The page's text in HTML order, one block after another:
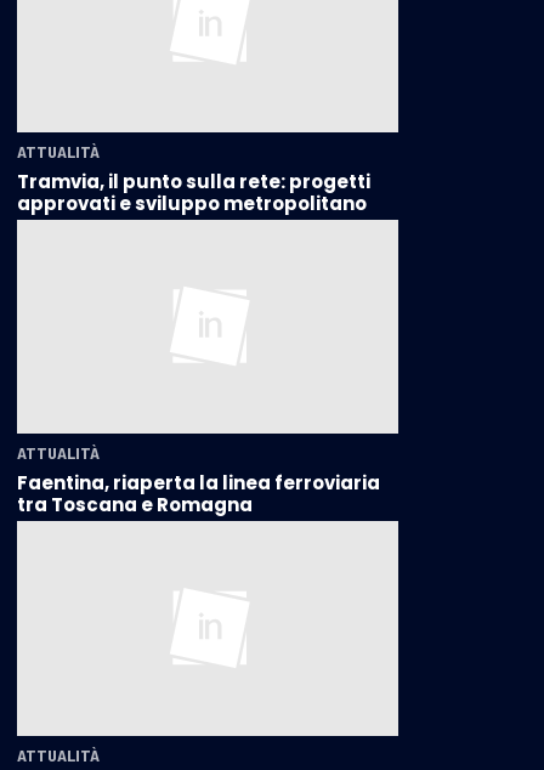
ATTUALITÀ
Tramvia, il punto sulla rete: progetti
approvati e sviluppo metropolitano
ATTUALITÀ
Faentina, riaperta la linea ferroviaria
tra Toscana e Romagna
ATTUALITÀ